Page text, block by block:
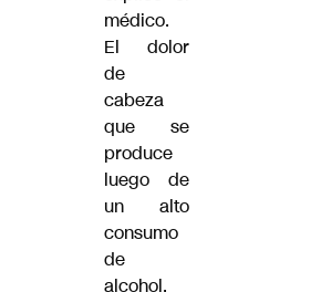
médico.
El dolor
de
cabeza
que se
produce
luego de
un alto
consumo
de
alcohol,